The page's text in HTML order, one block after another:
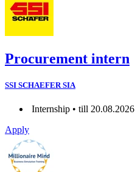
Procurement intern
SSI SCHAEFER SIA
Internship • till 20.08.2026
Apply